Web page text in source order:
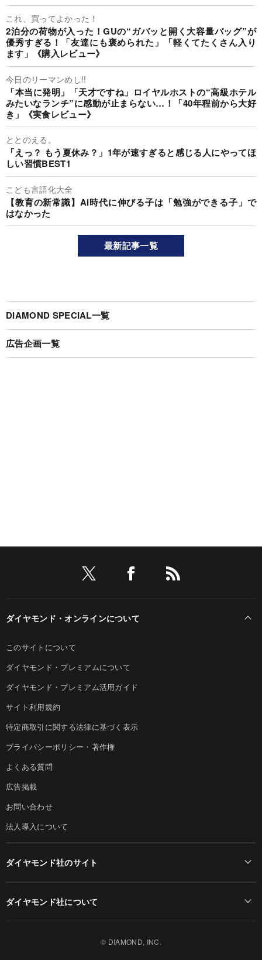
これ、買ってよかった！
2泊分の荷物が入った！GUの“ガバッと開く大容量バッグ”が
優秀すぎる！「友達にも褒められた」「軽くてたくさん入り
ます」《購入レビュー》
今日のリーマンめし!!
「本当に発明」「天才ですね」ロイヤルホストの“高級ホテル
みたいなランチ”に感動が止まらない…！「40年程前から大好
き」《実食レビュー》
ととのえる。
「えっ？ もう夏休み？」1年が速すぎると感じる人にやってほ
しい習慣BEST1
こども言語化大全
【教育の新常識】AI時代に伸びる子は「勉強ができる子」で
はなかった
最新記事一覧
DIAMOND SPECIAL一覧
広告企画一覧
ダイヤモンド・オンラインについて
このサイトについて
ダイヤモンド・プレミアムについて
ダイヤモンド・プレミアム活用ガイド
サイト利用規約
特定商取引に関する法律に基づく表示
プライバシーポリシー・著作権
よくある質問
広告掲載
お問い合わせ
法人導入について
ダイヤモンド社のサイト
ダイヤモンド社について
© DIAMOND, INC.